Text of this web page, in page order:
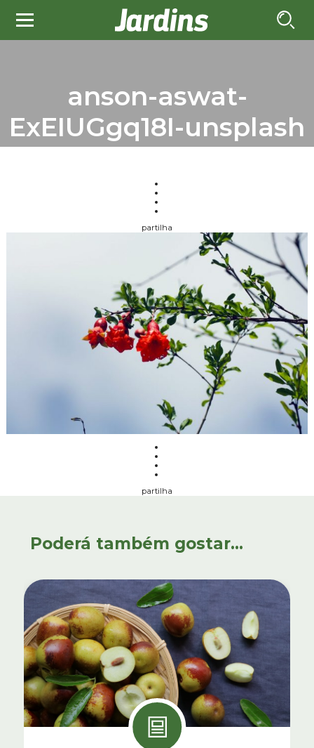
anson-aswat-
ExEIUGgq18I-unsplash
partilha
partilha
Poderá também gostar...